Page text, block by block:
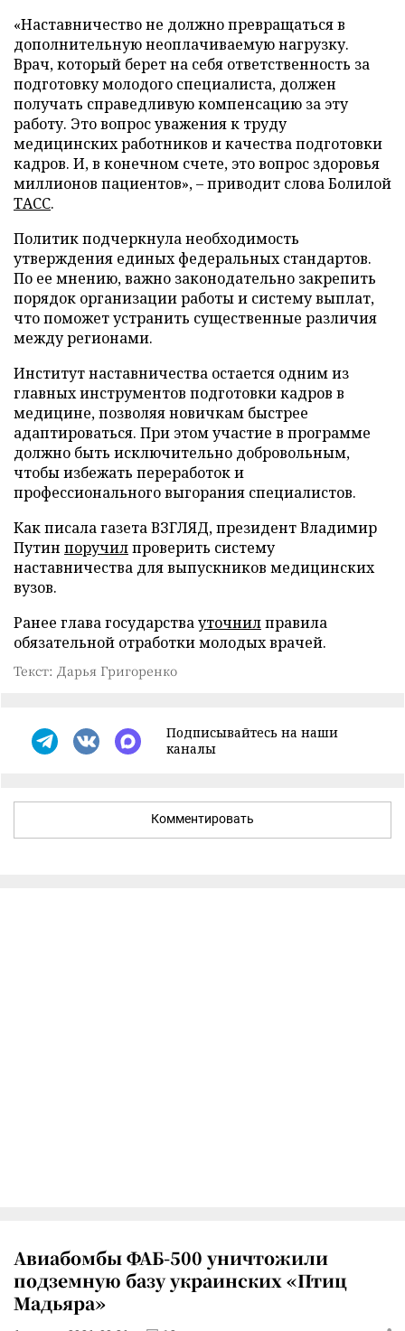
«Наставничество не должно превращаться в
дополнительную неоплачиваемую нагрузку.
Врач, который берет на себя ответственность за
подготовку молодого специалиста, должен
получать справедливую компенсацию за эту
работу. Это вопрос уважения к труду
медицинских работников и качества подготовки
кадров. И, в конечном счете, это вопрос здоровья
миллионов пациентов», – приводит слова Болилой
ТАСС.
Политик подчеркнула необходимость
утверждения единых федеральных стандартов.
По ее мнению, важно законодательно закрепить
порядок организации работы и систему выплат,
что поможет устранить существенные различия
между регионами.
Институт наставничества остается одним из
главных инструментов подготовки кадров в
медицине, позволяя новичкам быстрее
адаптироваться. При этом участие в программе
должно быть исключительно добровольным,
чтобы избежать переработок и
профессионального выгорания специалистов.
Как писала газета ВЗГЛЯД, президент Владимир
Путин поручилпроверить систему
наставничества для выпускников медицинских
вузов.
Ранее глава государствауточнилправила
обязательной отработки молодых врачей.
Текст: Дарья Григоренко
Подписывайтесь на наши
каналы
Комментировать
Авиабомбы ФАБ-500 уничтожили
подземную базу украинских «Птиц
Мадьяра»